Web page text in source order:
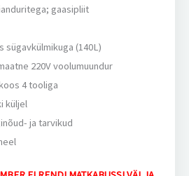
gaasipliit
sügavkülmikuga (140L)
220V voolumuundur
4 tooliga
küljel
ja tarvikud